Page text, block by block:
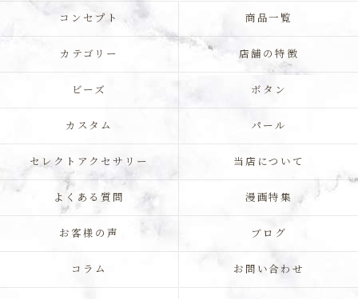
コンセプト 商品一覧
カテゴリー 店舗の特徴
ビーズ ボタン
カスタム パール
セレクトアクセサリー 当店について
よくある質問 漫画特集
お客様の声 ブログ
コラム お問い合わせ